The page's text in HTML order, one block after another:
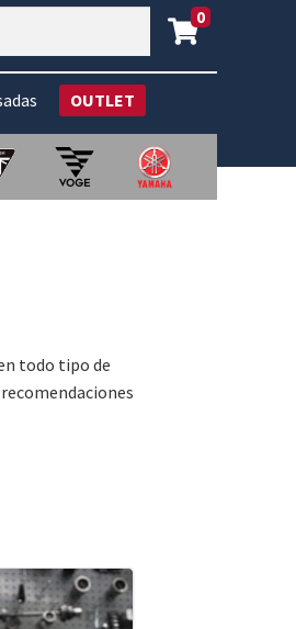
0
OUTLET
todo tipo de